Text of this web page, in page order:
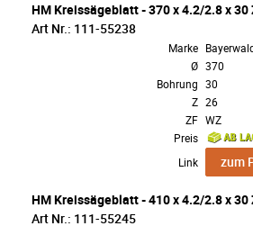
HM Kreissägeblatt - 370 x 4.2/2.8 x 30
Art Nr.: 111-55238
Marke
Ø 370
Bohrung 30
Z 26
ZF WZ
Preis
Link
zum
HM Kreissägeblatt - 410 x 4.2/2.8 x 30
Art Nr.: 111-55245